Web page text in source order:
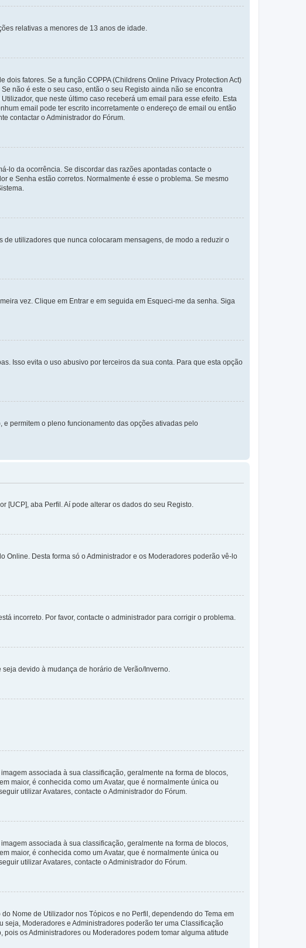
relativas a menores de 13 anos de idade.
fatores. Se a função COPPA (Childrens Online Privacy Protection Act)
não é este o seu caso, então o seu Registo ainda não se encontra
que neste último caso receberá um email para esse efeito. Esta
email pode ter escrito incorretamente o endereço de email ou então
contactar o Administrador do Fórum.
lo da ocorrência. Se discordar das razões apontadas contacte o
e Senha estão corretos. Normalmente é esse o problema. Se mesmo
utilizadores que nunca colocaram mensagens, de modo a reduzir o
vez. Clique em Entrar e em seguida em Esqueci-me da senha. Siga
Isso evita o uso abusivo por terceiros da sua conta. Para que esta opção
permitem o pleno funcionamento das opções ativadas pelo
aba Perfil. Aí pode alterar os dados do seu Registo.
Online. Desta forma só o Administrador e os Moderadores poderão vê-lo
incorreto. Por favor, contacte o administrador para corrigir o problema.
devido à mudança de horário de Verão/Inverno.
associada à sua classificação, geralmente na forma de blocos,
maior, é conhecida como um Avatar, que é normalmente única ou
utilizar Avatares, contacte o Administrador do Fórum.
associada à sua classificação, geralmente na forma de blocos,
maior, é conhecida como um Avatar, que é normalmente única ou
utilizar Avatares, contacte o Administrador do Fórum.
Nome de Utilizador nos Tópicos e no Perfil, dependendo do Tema em
Moderadores e Administradores poderão ter uma Classificação
os Administradores ou Moderadores podem tomar alguma atitude